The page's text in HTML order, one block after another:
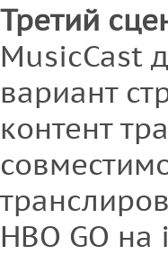
Третий
MusicCast
вариант
контент
HBO GO